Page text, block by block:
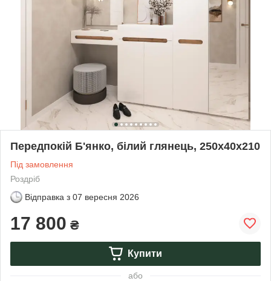
Передпокій Б'янко, білий глянець, 250х40х210
Під замовлення
Роздріб
Відправка з 07 вересня 2026
17 800 ₴
Купити
або